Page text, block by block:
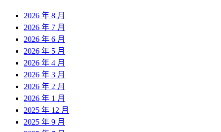
2026 年 8 月
2026 年 7 月
2026 年 6 月
2026 年 5 月
2026 年 4 月
2026 年 3 月
2026 年 2 月
2026 年 1 月
2025 年 12 月
2025 年 9 月